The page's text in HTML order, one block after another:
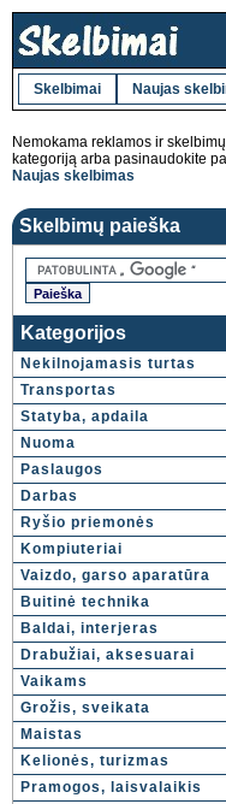
Skelbimai Naujas
Nemokama reklamos ir
kategoriją arba pasinaudokite
Naujas skelbimas
Skelbimų paieška
Kategorijos
Nekilnojamasis turtas
Transportas
Statyba, apdaila
Nuoma
Paslaugos
Darbas
Ryšio priemonės
Kompiuteriai
Vaizdo, garso aparatūra
Buitinė technika
Baldai, interjeras
Drabužiai, aksesuarai
Vaikams
Grožis, sveikata
Maistas
Kelionės, turizmas
Pramogos, laisvalaikis